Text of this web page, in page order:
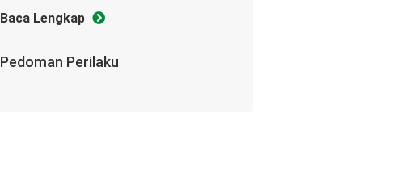
Baca Lengkap
Pedoman Perilaku